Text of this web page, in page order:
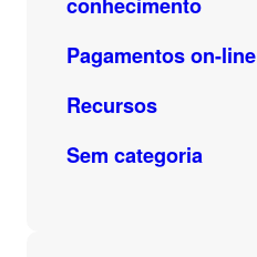
Pagamentos on-line
Recursos
Sem categoria